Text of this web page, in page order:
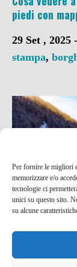
Per fornire le migliori
memorizzare e/o
tecnologie ci
unici su questo sito.
su alcune
piedi con
29 Set , 2025 -
stampa,
Val Venosta: